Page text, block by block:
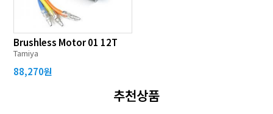
Brushless Motor 01 12T
Tamiya
88,270원
추천상품